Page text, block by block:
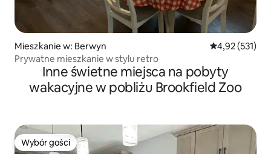
Mieszkanie w: Berwyn Średnia
4,92 (531)
Prywatne mieszkanie w stylu retro
Inne świetne miejsca na pobyty
wakacyjne w pobliżu Brookfield Zoo
Wybór gości
Wybór gości